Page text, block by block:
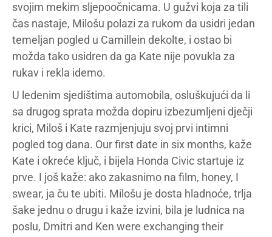
svojim mekim sljepoočnicama. U gužvi koja za tili
čas nastaje, Milošu polazi za rukom da usidri jedan
temeljan pogled u Camillein dekolte, i ostao bi
možda tako usidren da ga Kate nije povukla za
rukav i rekla idemo.
U ledenim sjedištima automobila, osluškujući da li
sa drugog sprata možda dopiru izbezumljeni dječji
krici, Miloš i Kate razmjenjuju svoj prvi intimni
pogled tog dana. Our first date in six months, kaže
Kate i okreće ključ, i bijela Honda Civic startuje iz
prve. I još kaže: ako zakasnimo na film, honey, I
swear, ja ču te ubiti. Milošu je dosta hladnoće, trlja
šake jednu o drugu i kaže izvini, bila je ludnica na
poslu, Dmitri and Ken were exchanging their